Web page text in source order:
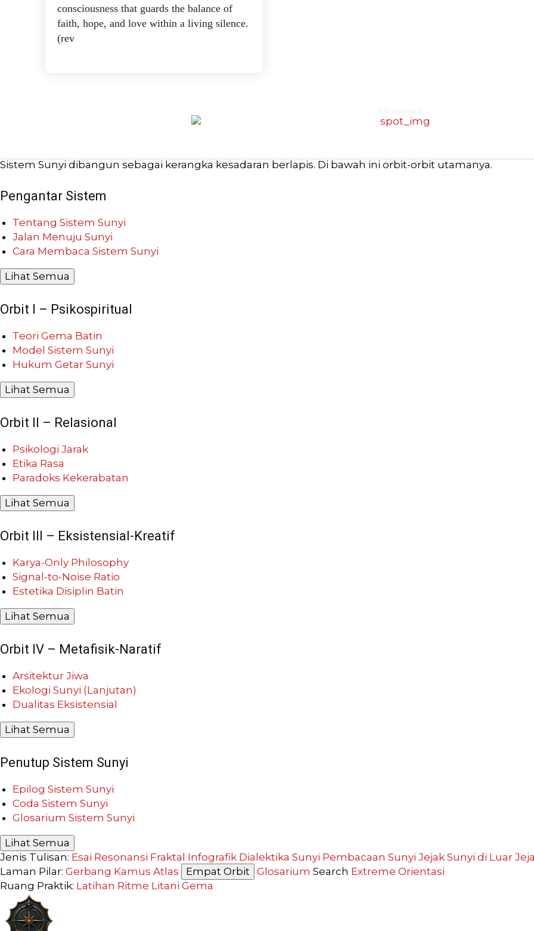
consciousness that guards the balance of
faith, hope, and love within a living silence.
(rev
Advertisement
Sistem Sunyi dibangun sebagai kerangka kesadaran berlapis. Di bawah ini orbit-orbit utamanya.
Pengantar Sistem
Tentang Sistem Sunyi
Jalan Menuju Sunyi
Cara Membaca Sistem Sunyi
Lihat Semua
Orbit I – Psikospiritual
Teori Gema Batin
Model Sistem Sunyi
Hukum Getar Sunyi
Lihat Semua
Orbit II – Relasional
Psikologi Jarak
Etika Rasa
Paradoks Kekerabatan
Lihat Semua
Orbit III – Eksistensial-Kreatif
Karya-Only Philosophy
Signal-to-Noise Ratio
Estetika Disiplin Batin
Lihat Semua
Orbit IV – Metafisik-Naratif
Arsitektur Jiwa
Ekologi Sunyi (Lanjutan)
Dualitas Eksistensial
Lihat Semua
Penutup Sistem Sunyi
Epilog Sistem Sunyi
Coda Sistem Sunyi
Glosarium Sistem Sunyi
Lihat Semua
Jenis Tulisan: Esai Resonansi Fraktal Infografik Dialektika Sunyi Pembacaan Sunyi Jejak Sunyi di Luar
Laman Pilar: Gerbang Kamus Atlas Empat Orbit Glosarium Search Extreme Orientasi
Ruang Praktik: Latihan Ritme Litani Gema